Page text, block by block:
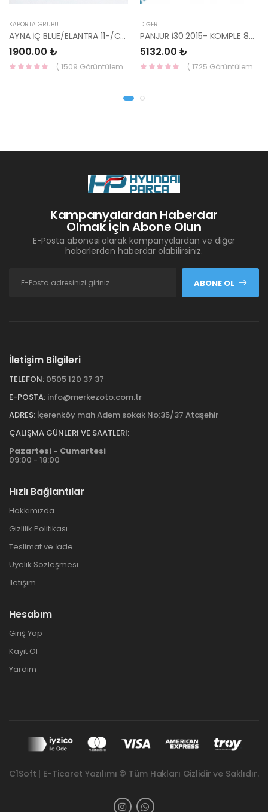
KAPORTA GRUBU
AYNA İÇ BLUE/ELANTRA 11-/CEED 10-/RİO 12-/SPORTAGE 11- 85101-3X100-HMC
1900.00 ₺
( 1509 Görüntüleme )
DIĞER
PANJUR İ30 2015- KOMPLE 86350-A6800-YS
5132.00 ₺
( 1725 Görüntüleme )
Kampanyalardan Haberdar
Olmak İçin Abone Olun
E-Posta abonesi olarak kampanyalardan ve diğer
haberlerden haberdar olabilirsiniz.
ABONE OL
İletişim Bilgileri
TELEFON: 0505 120 37 37
E-POSTA: info@merkezoto.com.tr
ADRES: İçerenköy mah Adem sokak No:35/37 Ataşehir
ÇALIŞMA GÜNLERI VE SAATLERI:
Pazartesi - Cumartesi
09:00 - 18:00
Hızlı Bağlantılar
Hakkımızda
Gizlilik Politikası
Teslimat ve İade
Üyelik Sözleşmesi
İletişim
Hesabım
Giriş Yap
Kayıt Ol
Yardım
C1Soft | E-Ticaret Yazılımı © Tüm Hakları Gizlidir ve Saklıdır.